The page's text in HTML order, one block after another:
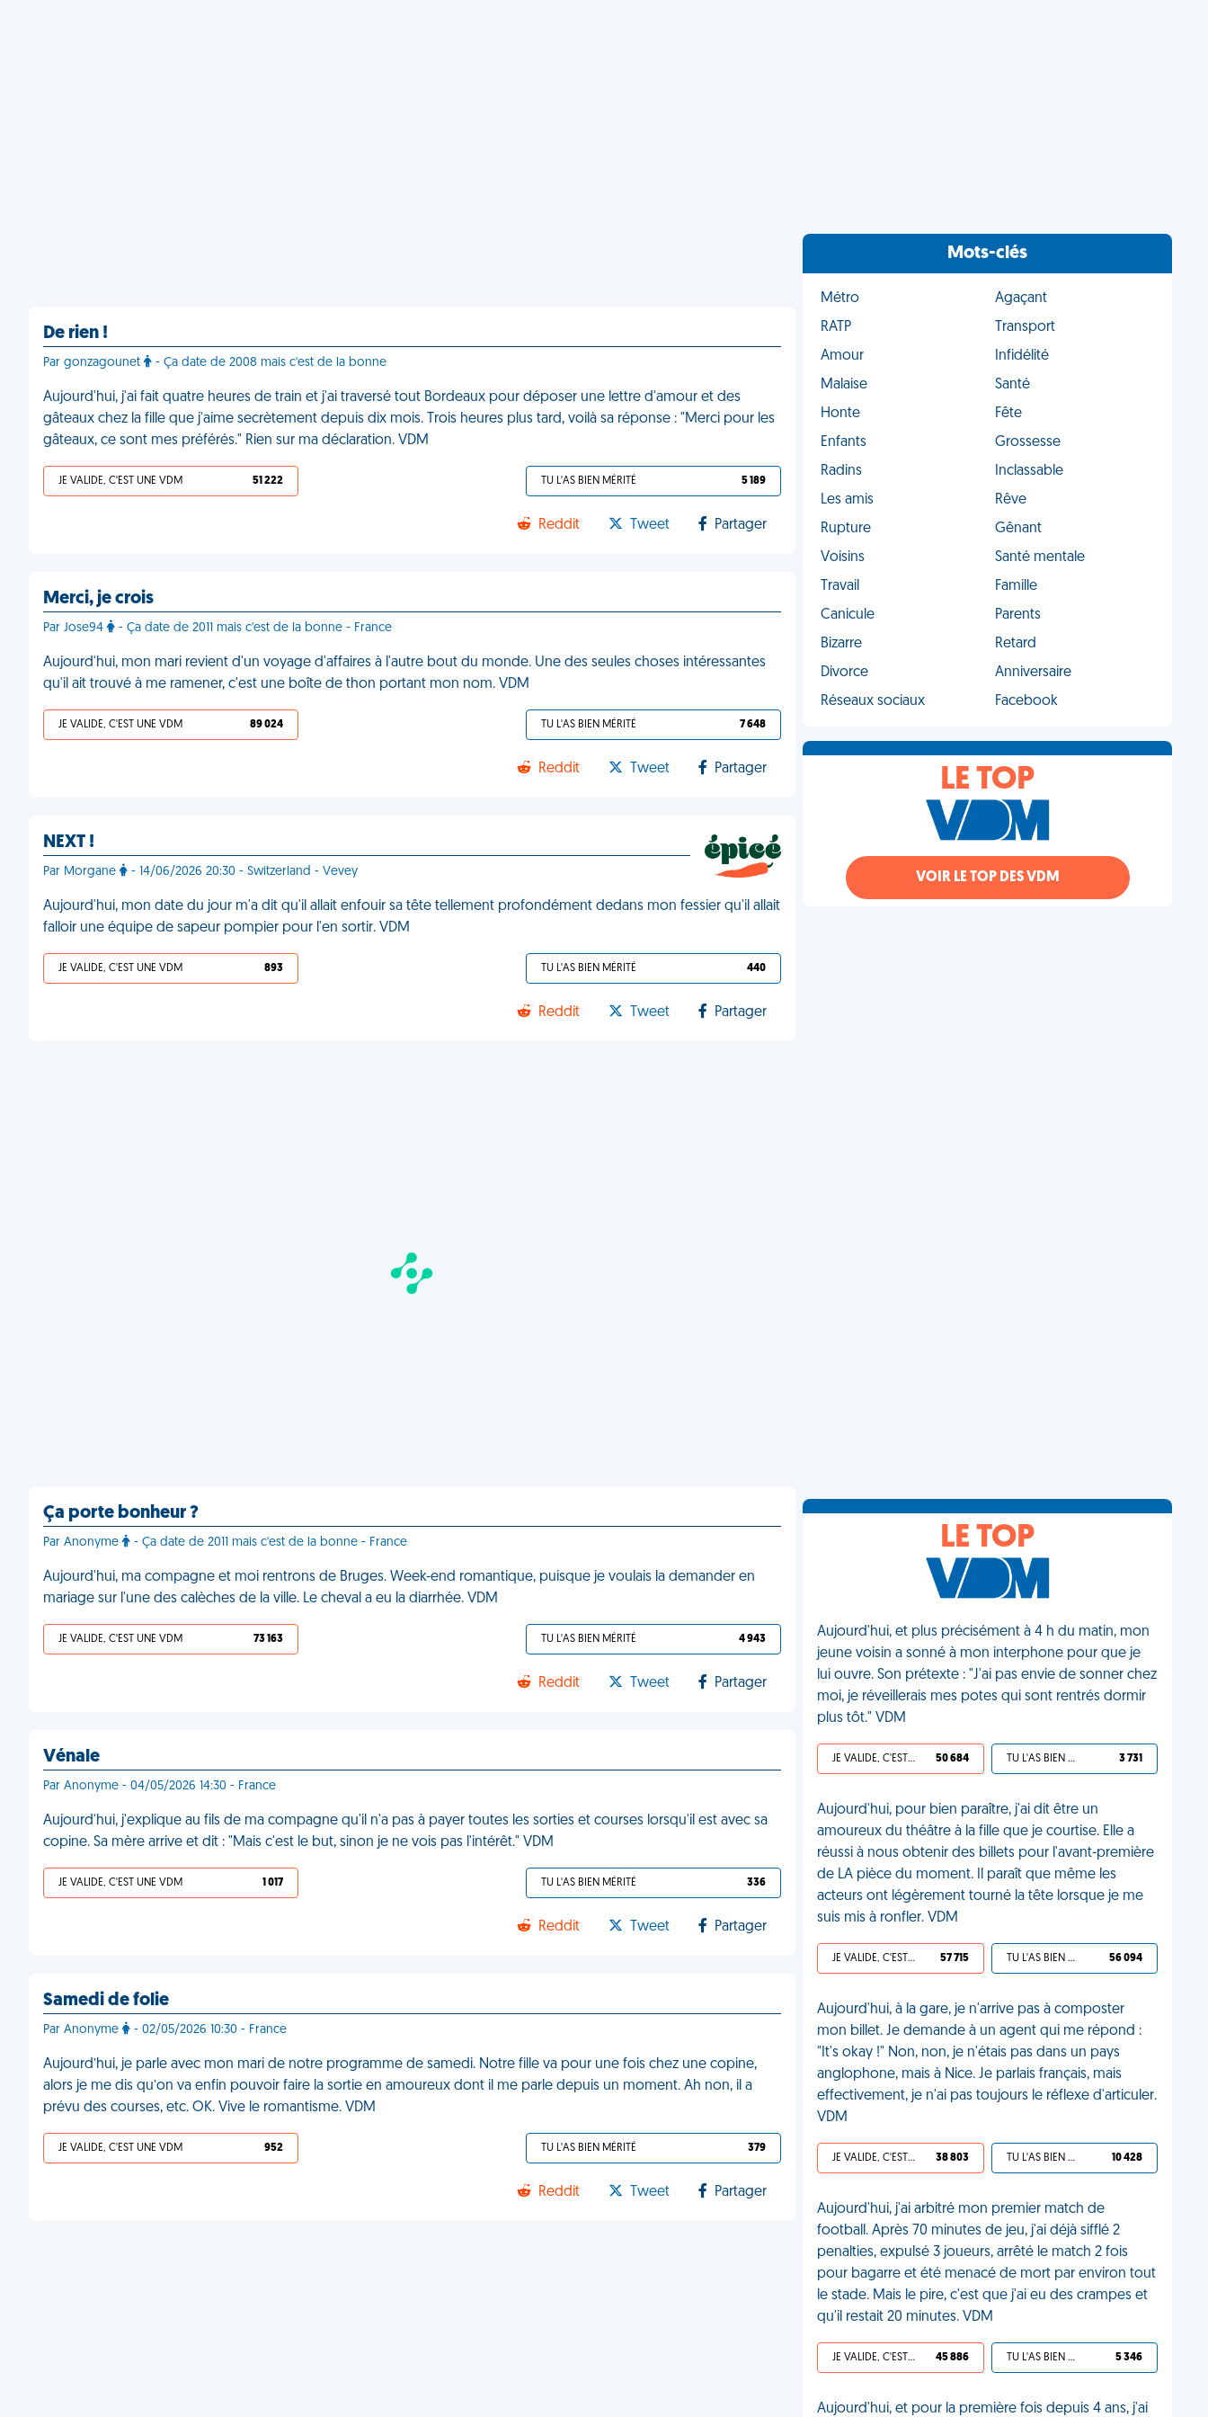
De rien !
Par gonzagounet - Ça date de 2008 mais c'est de la bonne
Aujourd'hui, j'ai fait quatre heures de train et j'ai traversé tout Bordeaux pour déposer une lettre d'amour et des
gâteaux chez la fille que j'aime secrètement depuis dix mois. Trois heures plus tard, voilà sa réponse : "Merci pour les
gâteaux, ce sont mes préférés." Rien sur ma déclaration. VDM
JE VALIDE, C'EST UNE VDM 51 222 TU L'AS BIEN MÉRITÉ 5 189
Reddit Tweet Partager
Merci, je crois
Par Jose94 - Ça date de 2011 mais c'est de la bonne - France
Aujourd'hui, mon mari revient d'un voyage d'affaires à l'autre bout du monde. Une des seules choses intéressantes
qu'il ait trouvé à me ramener, c'est une boîte de thon portant mon nom. VDM
JE VALIDE, C'EST UNE VDM 89 024 TU L'AS BIEN MÉRITÉ 7 648
Reddit Tweet Partager
NEXT !
Par Morgane - 14/06/2026 20:30 - Switzerland - Vevey
Aujourd'hui, mon date du jour m'a dit qu'il allait enfouir sa tête tellement profondément dedans mon fessier qu'il allait
falloir une équipe de sapeur pompier pour l'en sortir. VDM
JE VALIDE, C'EST UNE VDM 893 TU L'AS BIEN MÉRITÉ 440
Reddit Tweet Partager
Ça porte bonheur ?
Par Anonyme - Ça date de 2011 mais c'est de la bonne - France
Aujourd'hui, ma compagne et moi rentrons de Bruges. Week-end romantique, puisque je voulais la demander en
mariage sur l'une des calèches de la ville. Le cheval a eu la diarrhée. VDM
JE VALIDE, C'EST UNE VDM 73 163 TU L'AS BIEN MÉRITÉ 4 943
Reddit Tweet Partager
Vénale
Par Anonyme - 04/05/2026 14:30 - France
Aujourd'hui, j'explique au fils de ma compagne qu'il n'a pas à payer toutes les sorties et courses lorsqu'il est avec sa
copine. Sa mère arrive et dit : "Mais c'est le but, sinon je ne vois pas l'intérêt." VDM
JE VALIDE, C'EST UNE VDM 1 017 TU L'AS BIEN MÉRITÉ 336
Reddit Tweet Partager
Samedi de folie
Par Anonyme - 02/05/2026 10:30 - France
Aujourd’hui, je parle avec mon mari de notre programme de samedi. Notre fille va pour une fois chez une copine,
alors je me dis qu’on va enfin pouvoir faire la sortie en amoureux dont il me parle depuis un moment. Ah non, il a
prévu des courses, etc. OK. Vive le romantisme. VDM
JE VALIDE, C'EST UNE VDM 952 TU L'AS BIEN MÉRITÉ 379
Reddit Tweet Partager
Mots-clés
Métro
Agaçant
RATP
Transport
Amour
Infidélité
Malaise
Santé
Honte
Fête
Enfants
Grossesse
Radins
Inclassable
Les amis
Rêve
Rupture
Gênant
Voisins
Santé mentale
Travail
Famille
Canicule
Parents
Bizarre
Retard
Divorce
Anniversaire
Réseaux sociaux
Facebook
LE TOP
VOIR LE TOP DES VDM
LE TOP
Aujourd'hui, et plus précisément à 4 h du matin, mon
jeune voisin a sonné à mon interphone pour que je
lui ouvre. Son prétexte : "J'ai pas envie de sonner chez
moi, je réveillerais mes potes qui sont rentrés dormir
plus tôt." VDM
JE VALIDE, C'EST UNE VDM 50 684 TU L'AS BIEN MÉRITÉ 3 731
Aujourd'hui, pour bien paraître, j'ai dit être un
amoureux du théâtre à la fille que je courtise. Elle a
réussi à nous obtenir des billets pour l'avant-première
de LA pièce du moment. Il paraît que même les
acteurs ont légèrement tourné la tête lorsque je me
suis mis à ronfler. VDM
JE VALIDE, C'EST UNE VDM 57 715 TU L'AS BIEN MÉRITÉ 56 094
Aujourd'hui, à la gare, je n'arrive pas à composter
mon billet. Je demande à un agent qui me répond :
"It's okay !" Non, non, je n'étais pas dans un pays
anglophone, mais à Nice. Je parlais français, mais
effectivement, je n'ai pas toujours le réflexe d'articuler.
VDM
JE VALIDE, C'EST UNE VDM 38 803 TU L'AS BIEN MÉRITÉ 10 428
Aujourd'hui, j'ai arbitré mon premier match de
football. Après 70 minutes de jeu, j'ai déjà sifflé 2
penalties, expulsé 3 joueurs, arrêté le match 2 fois
pour bagarre et été menacé de mort par environ tout
le stade. Mais le pire, c'est que j'ai eu des crampes et
qu'il restait 20 minutes. VDM
JE VALIDE, C'EST UNE VDM 45 886 TU L'AS BIEN MÉRITÉ 5 346
Aujourd'hui, et pour la première fois depuis 4 ans, j'ai